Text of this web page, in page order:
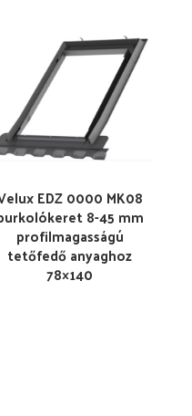
EDZ 0000 MK08
8-45 mm
profilmagasságú
tetőfedő anyaghoz
78×140